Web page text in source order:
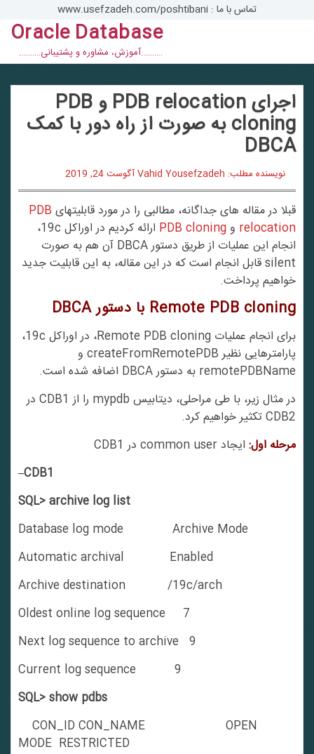
تماس با ما : www.usefzadeh.com/poshtibani
Oracle Database
……….آموزش، مشاوره و پشتیبانی……….
اجرای PDB relocation و PDB
cloning به صورت از راه دور با کمک
DBCA
نویسنده مطلب: Vahid Yousefzadeh آگوست 24, 2019
قبلا در مقاله های جداگانه، مطالبی را در مورد قابلیتهایPDB
relocationوPDB cloning
ارائه کردیم در اوراکل 19c،
انجام این عملیات از طریق دستور DBCA آن هم به صورت
silent قابل انجام است که در این مقاله، به این قابلیت جدید
خواهیم پرداخت.
Remote PDB cloningبا دستورDBCA
برای انجام عملیات Remote PDB cloning، در اوراکل 19c،
پارامترهایی نظیر createFromRemotePDB و
remotePDBName به دستور DBCA اضافه شده است.
در مثال زیر، با طی مراحلی، دیتابیس mypdb را از CDB1 در
CDB2 تکثیر خواهیم کرد.
مرحله اول: ایجاد common user در CDB1
–CDB1
SQL> archive log list
Database log mode Archive Mode
Automatic archival Enabled
Archive destination /19c/arch
Oldest online log sequence 7
Next log sequence to archive 9
Current log sequence 9
SQL> show pdbs
CON_ID CON_NAME OPEN
MODE RESTRICTED